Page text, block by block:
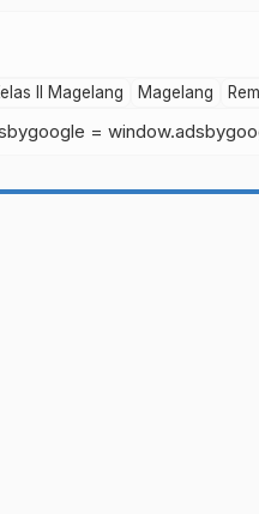
II Magelang Magelang
=